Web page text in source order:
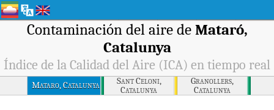
Contaminación del aire de Mataró,
Catalunya
Índice de la Calidad del Aire (ICA) en tiempo real
Mataro, Catalunya
Sant Celoni,
Catalunya
Granollers,
Catalunya